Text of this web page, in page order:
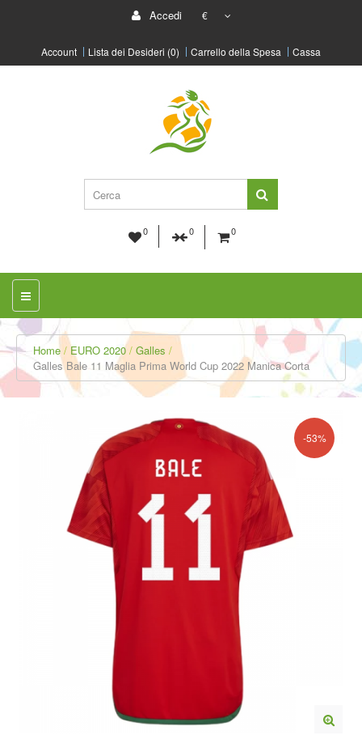
Accedi €
Account Lista dei Desideri (0) Carrello della Spesa Cassa
0 0 0
Home EURO 2020
Galles
Galles Bale 11 Maglia Prima World Cup 2022 Manica Corta
-53%